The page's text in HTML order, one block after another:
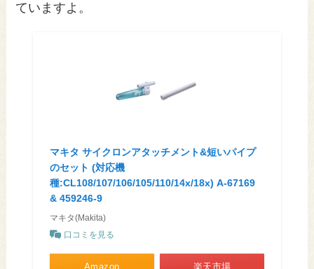
ていますよ。
マキタ サイクロンアタッチメント&短いパイプ
のセット (対応機
種:CL108/107/106/105/110/14x/18x) A-67169
& 459246-9
マキタ(Makita)
口コミを見る
Amazon 楽天市場